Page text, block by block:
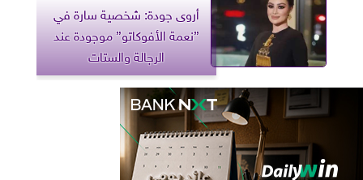
أروى جودة: شخصية سارة في
”نعمة الأفوكاتو” موجودة عند
الرجالة والستات